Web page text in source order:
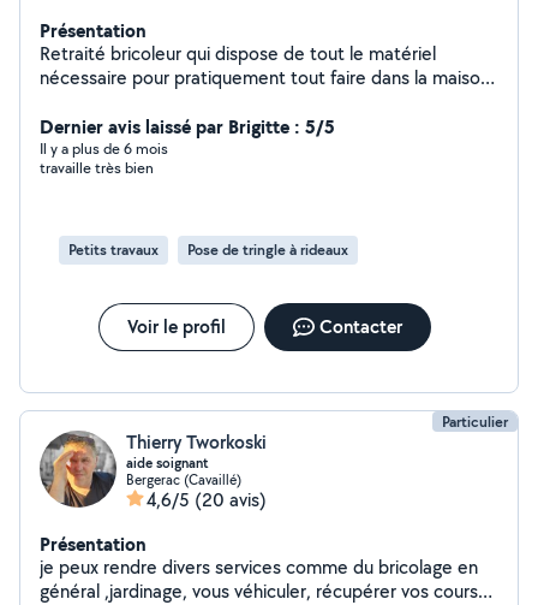
Présentation
Retraité bricoleur qui dispose de tout le matériel
nécessaire pour pratiquement tout faire dans la maison
thermique Stihl, carrelette électrique à eau, élagueuse
sur perche, karcher, scarificateur thermique, souffleur
sur batterie Stihl...
Dernier avis laissé par Brigitte : 5/5
Il y a plus de 6 mois
travaille très bien
Petits travaux Pose de tringle à rideaux
Voir le profil Contacter
Particulier
Thierry Tworkoski
aide soignant
Bergerac (Cavaillé)
4,6/5 (20 avis)
Présentation
je peux rendre divers services comme du bricolage en
général ,jardinage, vous véhiculer, récupérer vos courses